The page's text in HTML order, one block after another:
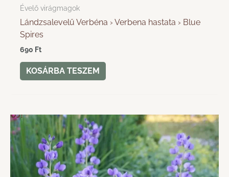
Évelő virágmagok
Lándzsalevelű Verbéna › Verbena hastata › Blue
Spires
690 Ft
KOSÁRBA TESZEM
ÚJ!